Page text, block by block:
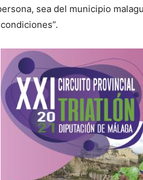
sea del municipio